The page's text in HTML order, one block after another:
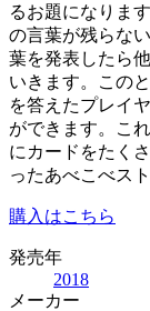
るお題になりま
の言葉が残らな
葉を発表したら
いきます。この
を答えたプレイ
ができます。こ
にカードをたく
ったあべこべス
購入はこちら
発売年
2018
メーカー